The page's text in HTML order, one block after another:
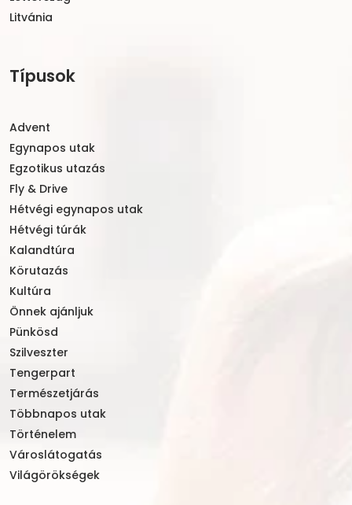
Litvánia
Típusok
Advent
Egynapos utak
Egzotikus utazás
Fly & Drive
Hétvégi egynapos utak
Hétvégi túrák
Kalandtúra
Körutazás
Kultúra
Önnek ajánljuk
Pünkösd
Szilveszter
Tengerpart
Természetjárás
Többnapos utak
Történelem
Városlátogatás
Világörökségek